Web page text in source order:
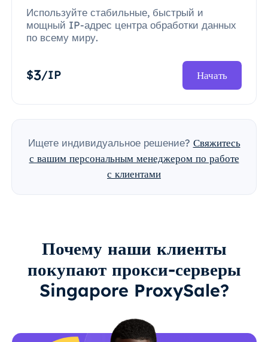
Используйте стабильные, быстрый и
мощный IP-адрес центра обработки данных
по всему миру.
$3/IP Начать
Ищете индивидуальное решение? Свяжитесь
с вашим персональным менеджером по работе
с клиентами
Почему наши клиенты
покупают прокси-серверы
Singapore ProxySale?